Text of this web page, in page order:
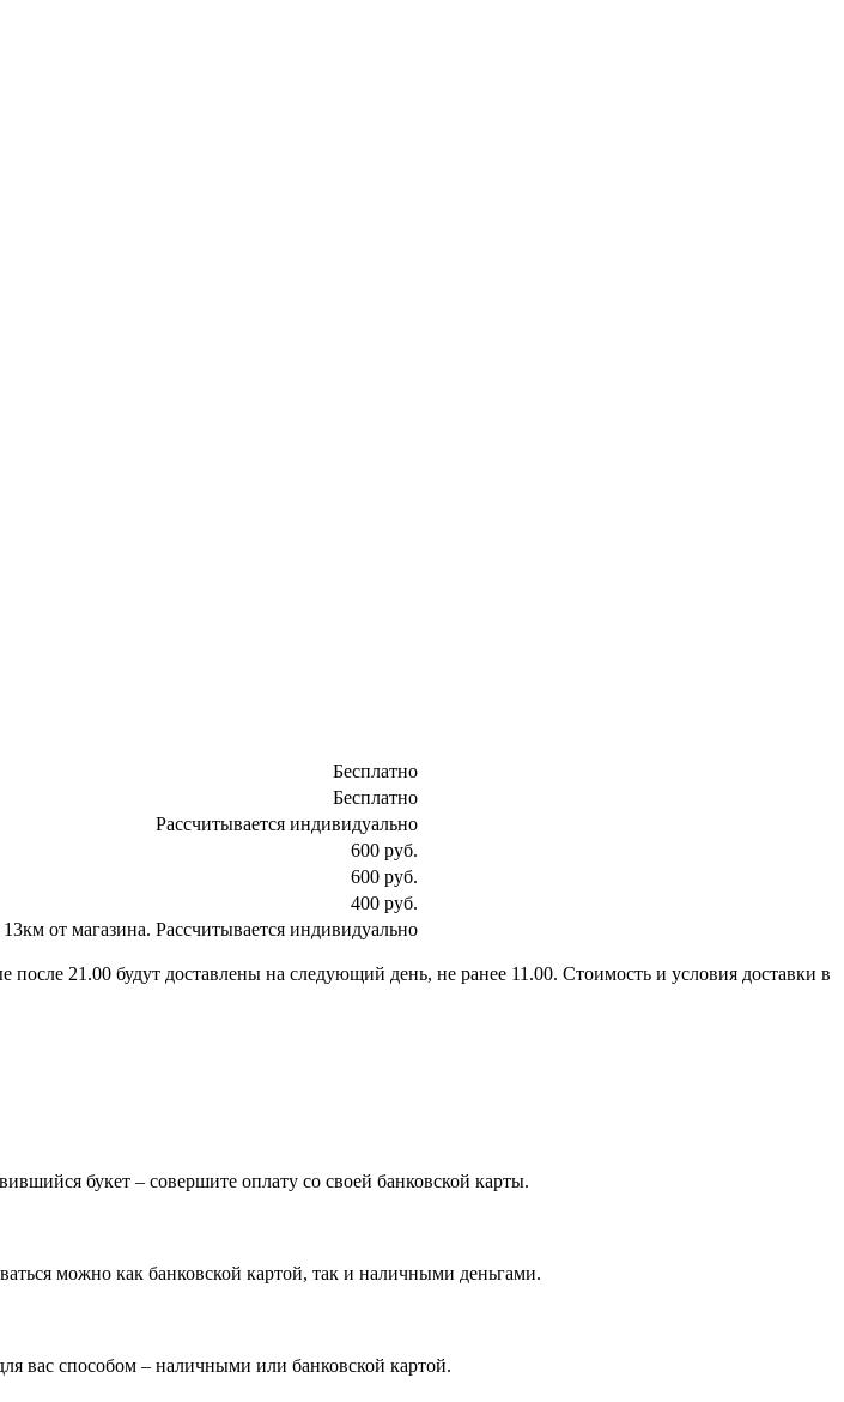
Бесплатно
Бесплатно
Рассчитывается индивидуально
600 руб.
600 руб.
400 руб.
от магазина. Рассчитывается индивидуально
21.00 будут доставлены на следующий день, не ранее 11.00. Стоимость и условия доставки в
букет – совершите оплату со своей банковской карты.
можно как банковской картой, так и наличными деньгами.
вас способом – наличными или банковской картой.